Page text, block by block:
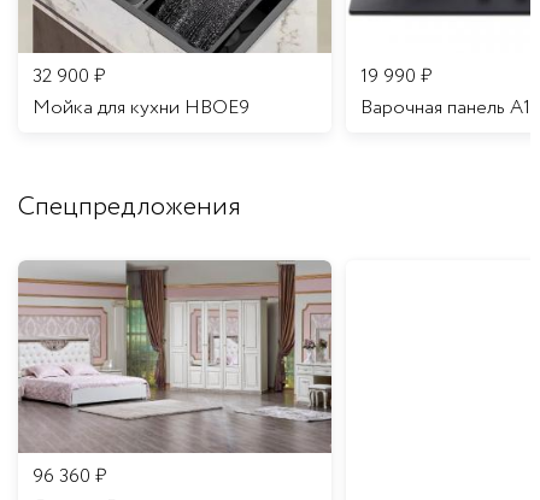
32 900 ₽
Мойка для кухни HBOE9
19 990 ₽
Варочная панель A16
Спецпредложения
96 360 ₽